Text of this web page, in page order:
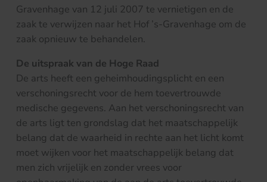
Gravenhage van 12 juli 2007 te vernietigen en de
zaak te verwijzen naar het Hof ’s-Gravenhage om de
zaak opnieuw te behandelen.
De uitspraak van de Hoge Raad
De arts heeft een geheimhoudingsplicht en een
verschoningsrecht voor de hem toevertrouwde
medische gegevens. Aan het verschoningsrecht van
de arts ligt ten grondslag dat het maatschappelijk
belang dat de waarheid in rechte aan het licht komt
moet wijken voor het maatschappelijk belang dat
men zich vrijelijk en zonder vrees voor